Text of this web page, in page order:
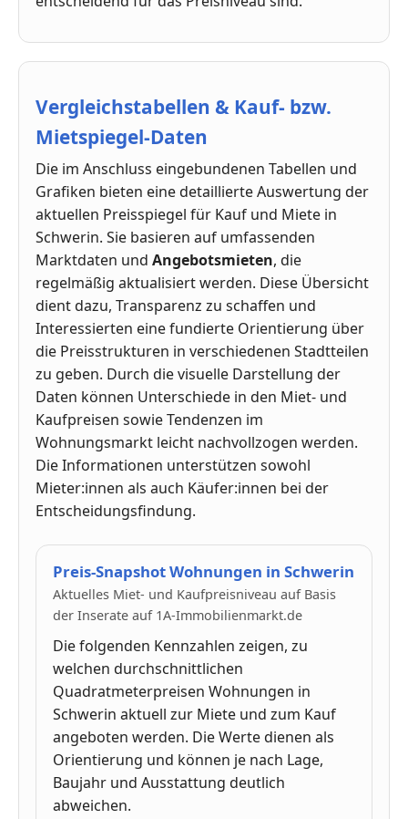
Vergleichstabellen & Kauf- bzw.
Mietspiegel-Daten
Die im Anschluss eingebundenen Tabellen und
Grafiken bieten eine detaillierte Auswertung der
aktuellen Preisspiegel für Kauf und Miete in
Schwerin. Sie basieren auf umfassenden
Marktdaten und Angebotsmieten, die
regelmäßig aktualisiert werden. Diese Übersicht
dient dazu, Transparenz zu schaffen und
Interessierten eine fundierte Orientierung über
die Preisstrukturen in verschiedenen Stadtteilen
zu geben. Durch die visuelle Darstellung der
Daten können Unterschiede in den Miet- und
Kaufpreisen sowie Tendenzen im
Wohnungsmarkt leicht nachvollzogen werden.
Die Informationen unterstützen sowohl
Mieter:innen als auch Käufer:innen bei der
Entscheidungsfindung.
Preis-Snapshot Wohnungen in Schwerin
Aktuelles Miet- und Kaufpreisniveau auf Basis
der Inserate auf 1A-Immobilienmarkt.de
Die folgenden Kennzahlen zeigen, zu
welchen durchschnittlichen
Quadratmeterpreisen Wohnungen in
Schwerin aktuell zur Miete und zum Kauf
angeboten werden. Die Werte dienen als
Orientierung und können je nach Lage,
Baujahr und Ausstattung deutlich
abweichen.